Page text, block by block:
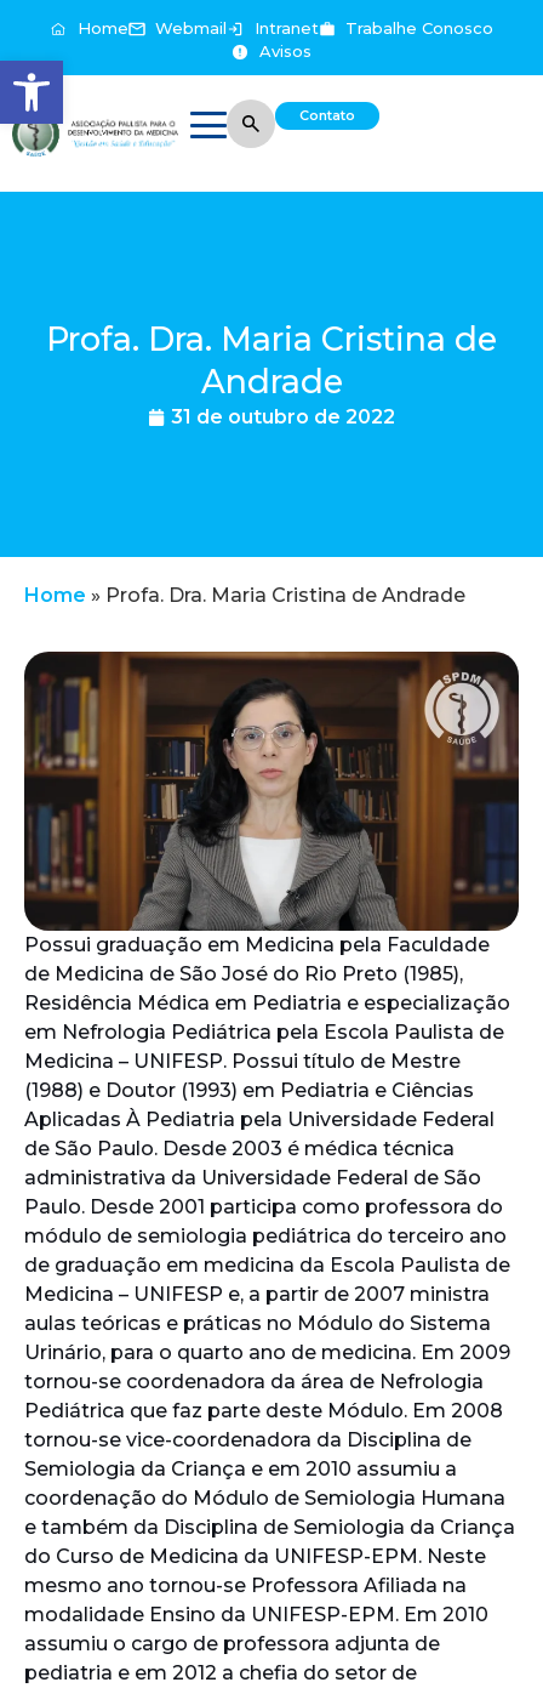
Abrir a barra de ferramentas
Home Webmail Intranet
Trabalhe Conosco
Avisos
Contato
Profa. Dra. Maria Cristina de
Andrade
31 de outubro de 2022
Home » Profa. Dra. Maria Cristina de Andrade
Possui graduação em Medicina pela Faculdade
de Medicina de São José do Rio Preto (1985),
Residência Médica em Pediatria e especialização
em Nefrologia Pediátrica pela Escola Paulista de
Medicina – UNIFESP. Possui título de Mestre
(1988) e Doutor (1993) em Pediatria e Ciências
Aplicadas À Pediatria pela Universidade Federal
de São Paulo. Desde 2003 é médica técnica
administrativa da Universidade Federal de São
Paulo. Desde 2001 participa como professora do
módulo de semiologia pediátrica do terceiro ano
de graduação em medicina da Escola Paulista de
Medicina – UNIFESP e, a partir de 2007 ministra
aulas teóricas e práticas no Módulo do Sistema
Urinário, para o quarto ano de medicina. Em 2009
tornou-se coordenadora da área de Nefrologia
Pediátrica que faz parte deste Módulo. Em 2008
tornou-se vice-coordenadora da Disciplina de
Semiologia da Criança e em 2010 assumiu a
coordenação do Módulo de Semiologia Humana
e também da Disciplina de Semiologia da Criança
do Curso de Medicina da UNIFESP-EPM. Neste
mesmo ano tornou-se Professora Afiliada na
modalidade Ensino da UNIFESP-EPM. Em 2010
assumiu o cargo de professora adjunta de
pediatria e em 2012 a chefia do setor de